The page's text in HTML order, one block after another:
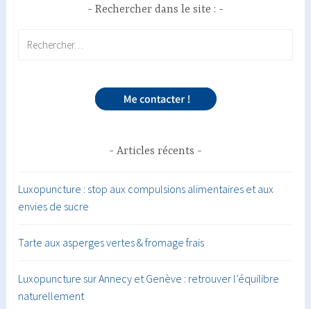
Rechercher dans le site :
Articles récents
Luxopuncture : stop aux compulsions alimentaires et aux
envies de sucre
Tarte aux asperges vertes & fromage frais
Luxopuncture sur Annecy et Genève : retrouver l’équilibre
naturellement